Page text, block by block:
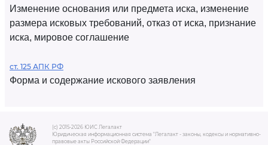
Изменение основания или предмета иска, изменение
размера исковых требований, отказ от иска, признание
иска, мировое соглашение
ст. 125 АПК РФ
Форма и содержание искового заявления
(c) 2015-2026 ЮИС Легалакт
Юридическая информационная система "Легалакт - законы, кодексы и нормативно-
правовые акты Российской Федерации"